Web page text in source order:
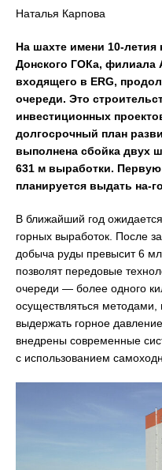
Наталья Карпова
На шахте имени 10-летия
Донского ГОКа, филиала
входящего в ERG,
очереди. Это
инвестиционных
долгосрочный план
выполнена сбойка двух
631 м выработки.
планируется выдать на-
В ближайший год
горных выработок. После
добыча руды превысит 6
позволят передовые
очереди — более одного
осуществляться
выдержать горное
внедрены современные
с использованием